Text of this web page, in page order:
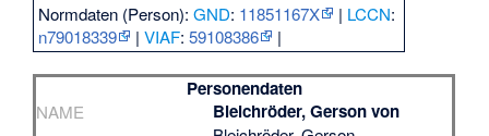
Normdaten (Person):GND: 11851167X | LCCN:
n79018339
|VIAF:59108386 |
Personendaten
NAME Bleichröder, Gerson von